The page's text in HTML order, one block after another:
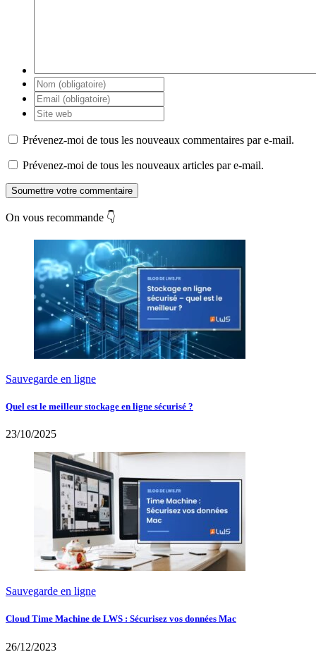
Prévenez-moi de tous les nouveaux commentaires par e-mail.
Prévenez-moi de tous les nouveaux articles par e-mail.
Soumettre votre commentaire
On vous recommande 👇
Sauvegarde en ligne
Quel est le meilleur stockage en ligne sécurisé ?
23/10/2025
Sauvegarde en ligne
Cloud Time Machine de LWS : Sécurisez vos données Mac
26/12/2023